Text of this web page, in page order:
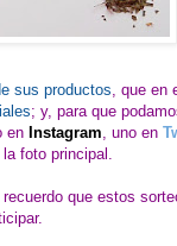
sus productos, que en
; y, para que
en Instagram, uno en
foto principal.
recuerdo que estos